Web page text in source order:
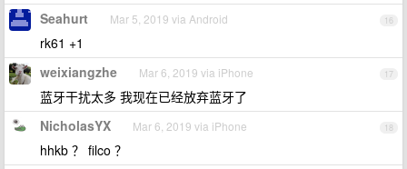
16
Seahurt Mar 5, 2019 via Android
rk61 +1
17
weixiangzhe Mar 6, 2019 via iPhone
蓝牙干扰太多 我现在已经放弃蓝牙了
18
NicholasYX Mar 6, 2019 via iPhone
hhkb ？ filco ？